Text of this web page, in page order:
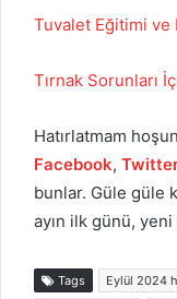
Tuvalet Eğitimi ve
Tırnak Sorunları
Hatırlatmam
Facebook,
bunlar. Güle güle
ayın ilk günü,
Tags Eylül 2024